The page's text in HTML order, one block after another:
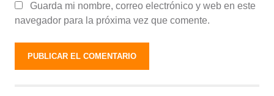
Guarda mi nombre, correo electrónico y web en este
navegador para la próxima vez que comente.